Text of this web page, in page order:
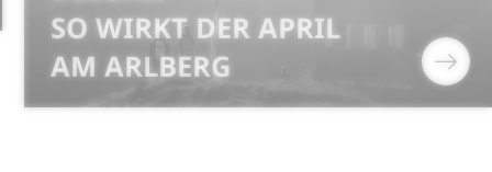
SO WIRKT DER APRIL
AM ARLBERG